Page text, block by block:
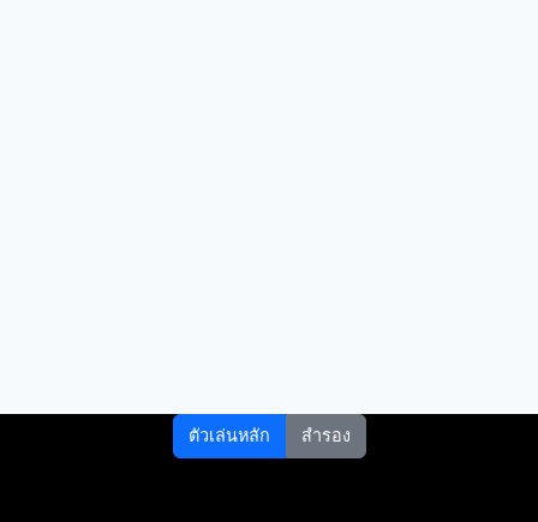
ตัวเล่นหลัก สำรอง